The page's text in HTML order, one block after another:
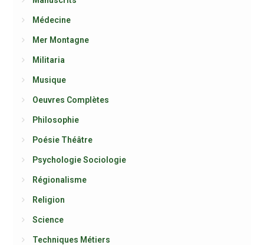
Médecine
Mer Montagne
Militaria
Musique
Oeuvres Complètes
Philosophie
Poésie Théâtre
Psychologie Sociologie
Régionalisme
Religion
Science
Techniques Métiers